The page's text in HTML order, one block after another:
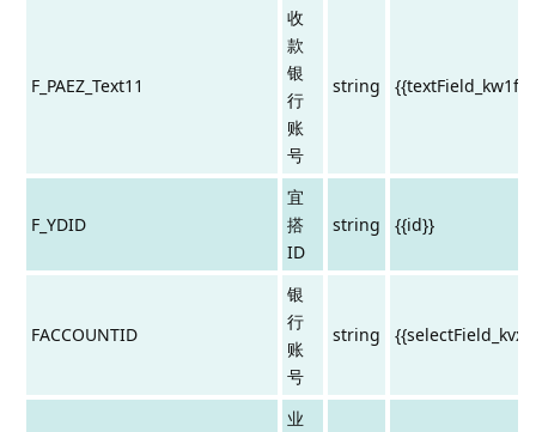
F_PAEZ_Text11
收
款
银
行
账
号
string
F_YDID
宜
搭
ID
string {{id}}
FACCOUNTID
银
行
账
号
string
业